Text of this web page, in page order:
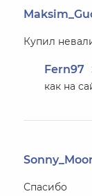
Купил
Fern97
как на
Спасибо